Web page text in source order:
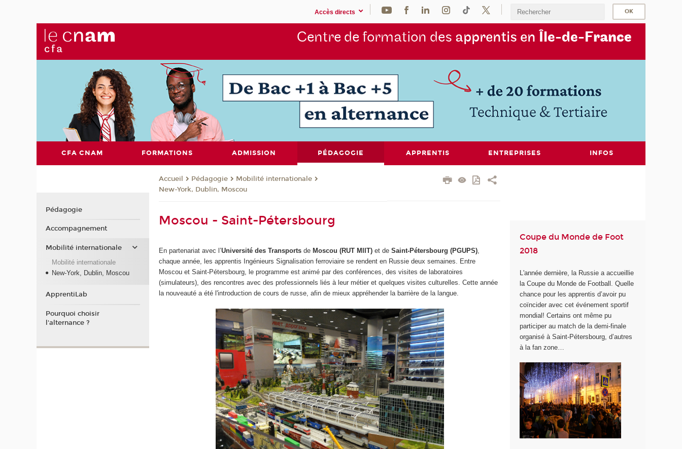
Accès directs
Centre de formation des apprentis en Île-de-France
CFA CNAM FORMATIONS ADMISSION PÉDAGOGIE APPRENTIS ENTREPRISES INFOS
Accueil Pédagogie
Mobilité internationale
New-York, Dublin, Moscou
Moscou - Saint-Pétersbourg
En partenariat avec l’Université des Transports de Moscou (RUT MIIT) et deSaint-Pétersbourg (PGUPS),
chaque année, les apprentis Ingénieurs Signalisation ferroviaire se rendent en Russie deux semaines. Entre
Moscou et Saint-Pétersbourg, le programme est animé par des conférences, des visites de laboratoires
(simulateurs), des rencontres avec des professionnels liés à leur métier et quelques visites culturelles. Cette année
la nouveauté a été l'introduction de cours de russe, afin de mieux appréhender la barrière de la langue.
Coupe du Monde de Foot
2018
L'année dernière, la Russie a accueillie
la Coupe du Monde de Football. Quelle
chance pour les apprentis d’avoir pu
coïncider avec cet événement sportif
mondial! Certains ont même pu
participer au match de la demi-finale
organisé à Saint-Pétersbourg, d’autres
à la fan zone…
Pédagogie
Accompagnement
Mobilité internationale
Mobilité internationale
New-York, Dublin, Moscou
ApprentiLab
Pourquoi choisir
l'alternance ?